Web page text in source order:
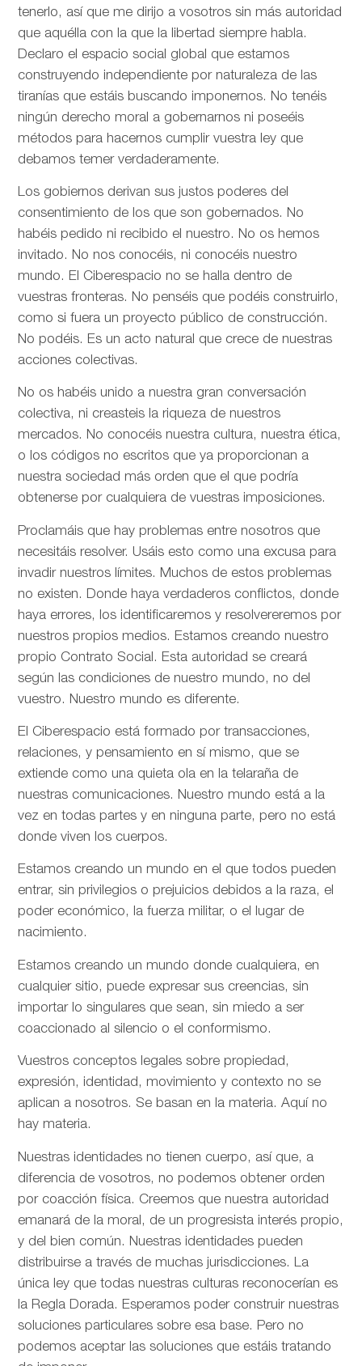
tenerlo, así que me dirijo a vosotros sin más autoridad
que aquélla con la que la libertad siempre habla.
Declaro el espacio social global que estamos
construyendo independiente por naturaleza de las
tiranías que estáis buscando imponernos. No tenéis
ningún derecho moral a gobernarnos ni poseéis
métodos para hacernos cumplir vuestra ley que
debamos temer verdaderamente.
Los gobiernos derivan sus justos poderes del
consentimiento de los que son gobernados. No
habéis pedido ni recibido el nuestro. No os hemos
invitado. No nos conocéis, ni conocéis nuestro
mundo. El Ciberespacio no se halla dentro de
vuestras fronteras. No penséis que podéis construirlo,
como si fuera un proyecto público de construcción.
No podéis. Es un acto natural que crece de nuestras
acciones colectivas.
No os habéis unido a nuestra gran conversación
colectiva, ni creasteis la riqueza de nuestros
mercados. No conocéis nuestra cultura, nuestra ética,
o los códigos no escritos que ya proporcionan a
nuestra sociedad más orden que el que podría
obtenerse por cualquiera de vuestras imposiciones.
Proclamáis que hay problemas entre nosotros que
necesitáis resolver. Usáis esto como una excusa para
invadir nuestros límites. Muchos de estos problemas
no existen. Donde haya verdaderos conflictos, donde
haya errores, los identificaremos y resolvereremos por
nuestros propios medios. Estamos creando nuestro
propio Contrato Social. Esta autoridad se creará
según las condiciones de nuestro mundo, no del
vuestro. Nuestro mundo es diferente.
El Ciberespacio está formado por transacciones,
relaciones, y pensamiento en sí mismo, que se
extiende como una quieta ola en la telaraña de
nuestras comunicaciones. Nuestro mundo está a la
vez en todas partes y en ninguna parte, pero no está
donde viven los cuerpos.
Estamos creando un mundo en el que todos pueden
entrar, sin privilegios o prejuicios debidos a la raza, el
poder económico, la fuerza militar, o el lugar de
nacimiento.
Estamos creando un mundo donde cualquiera, en
cualquier sitio, puede expresar sus creencias, sin
importar lo singulares que sean, sin miedo a ser
coaccionado al silencio o el conformismo.
Vuestros conceptos legales sobre propiedad,
expresión, identidad, movimiento y contexto no se
aplican a nosotros. Se basan en la materia. Aquí no
hay materia.
Nuestras identidades no tienen cuerpo, así que, a
diferencia de vosotros, no podemos obtener orden
por coacción física. Creemos que nuestra autoridad
emanará de la moral, de un progresista interés propio,
y del bien común. Nuestras identidades pueden
distribuirse a través de muchas jurisdicciones. La
única ley que todas nuestras culturas reconocerían es
la Regla Dorada. Esperamos poder construir nuestras
soluciones particulares sobre esa base. Pero no
podemos aceptar las soluciones que estáis tratando